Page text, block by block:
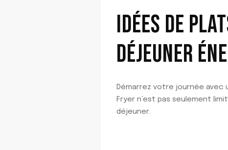
IDÉES DE
DÉJEUNER
Démarrez votre journée avec
Fryer n’est pas seulement
déjeuner.